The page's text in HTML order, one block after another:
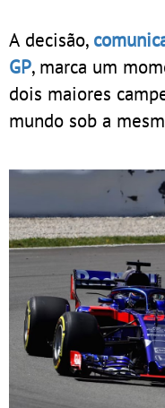
A decisão,
GP, marca um
dois maiores
mundo sob a